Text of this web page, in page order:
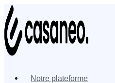
Aller
au
contenu
Notre plateforme